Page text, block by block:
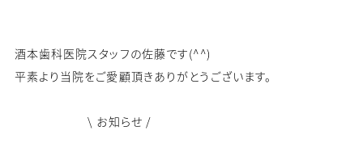
酒本歯科医院スタッフの佐藤です(^^)
平素より当院をご愛顧頂きありがとうございます。
\ お知らせ /